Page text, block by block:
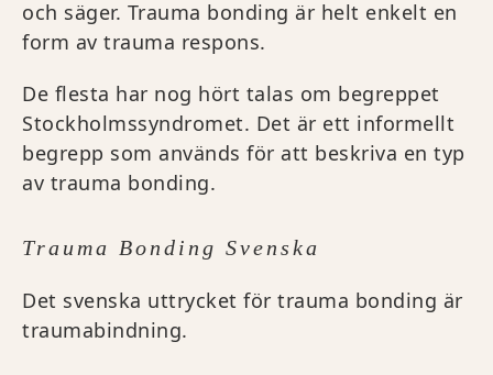
och säger. Trauma bonding är helt enkelt en
form av trauma respons.
De flesta har nog hört talas om begreppet
Stockholmssyndromet. Det är ett informellt
begrepp som används för att beskriva en typ
av trauma bonding.
Trauma Bonding Svenska
Det svenska uttrycket för trauma bonding är
traumabindning.